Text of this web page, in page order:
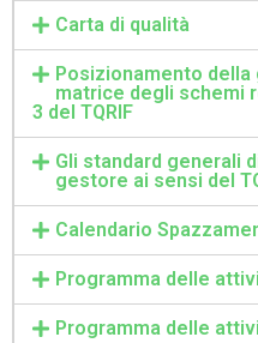
Carta di qualità
Posizionamento della
matrice degli schemi
3 del TQRIF
Gli standard generali
gestore ai sensi del
Calendario
Programma delle
Programma delle